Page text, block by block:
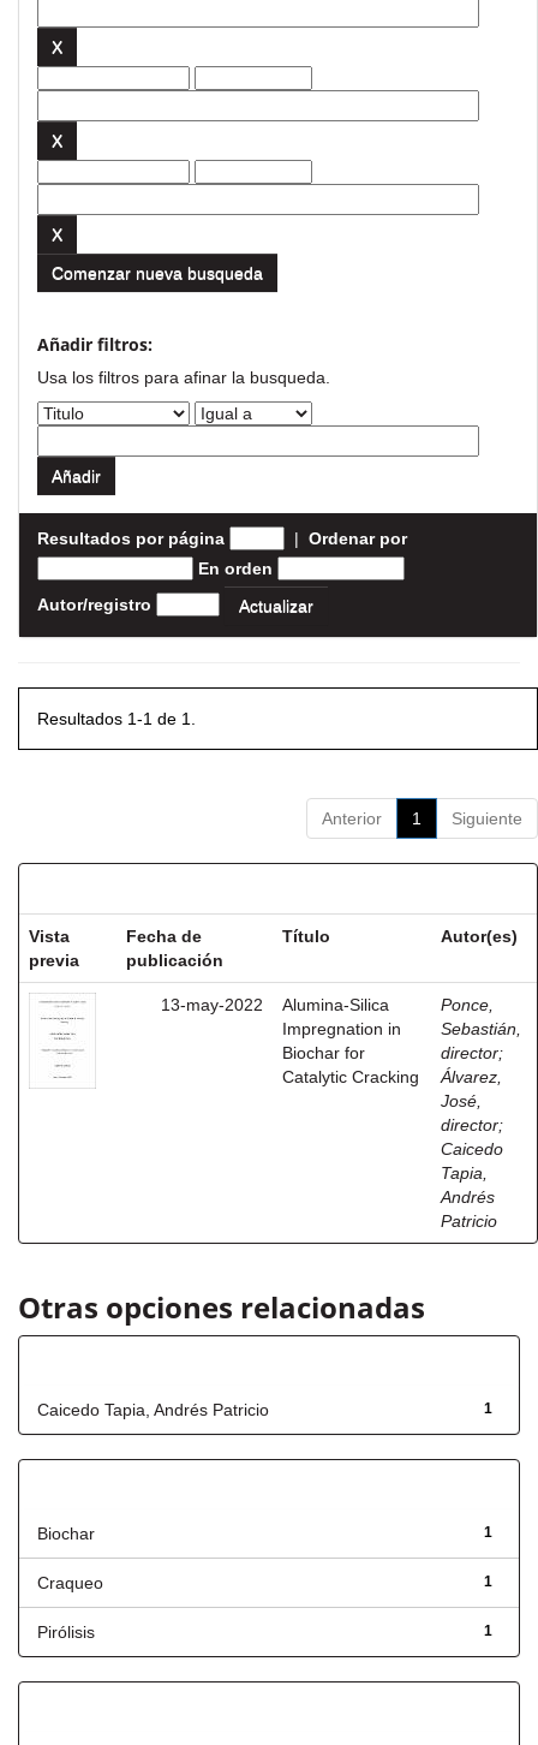
Comenzar nueva busqueda
Añadir filtros:
Usa los filtros para afinar la busqueda.
Resultados por página | Ordenar por
En orden
Autor/registro
Resultados 1-1 de 1.
Anterior 1 Siguiente
Vista
previa
Fecha de
publicación
Título Autor(es)
13-may-2022
Alumina-Silica
Impregnation in
Biochar for
Catalytic Cracking
Ponce,
Sebastián,
director;
Álvarez,
José,
director;
Caicedo
Tapia,
Andrés
Patricio
Otras opciones relacionadas
1
Caicedo Tapia, Andrés Patricio
1
Biochar
1
Craqueo
1
Pirólisis